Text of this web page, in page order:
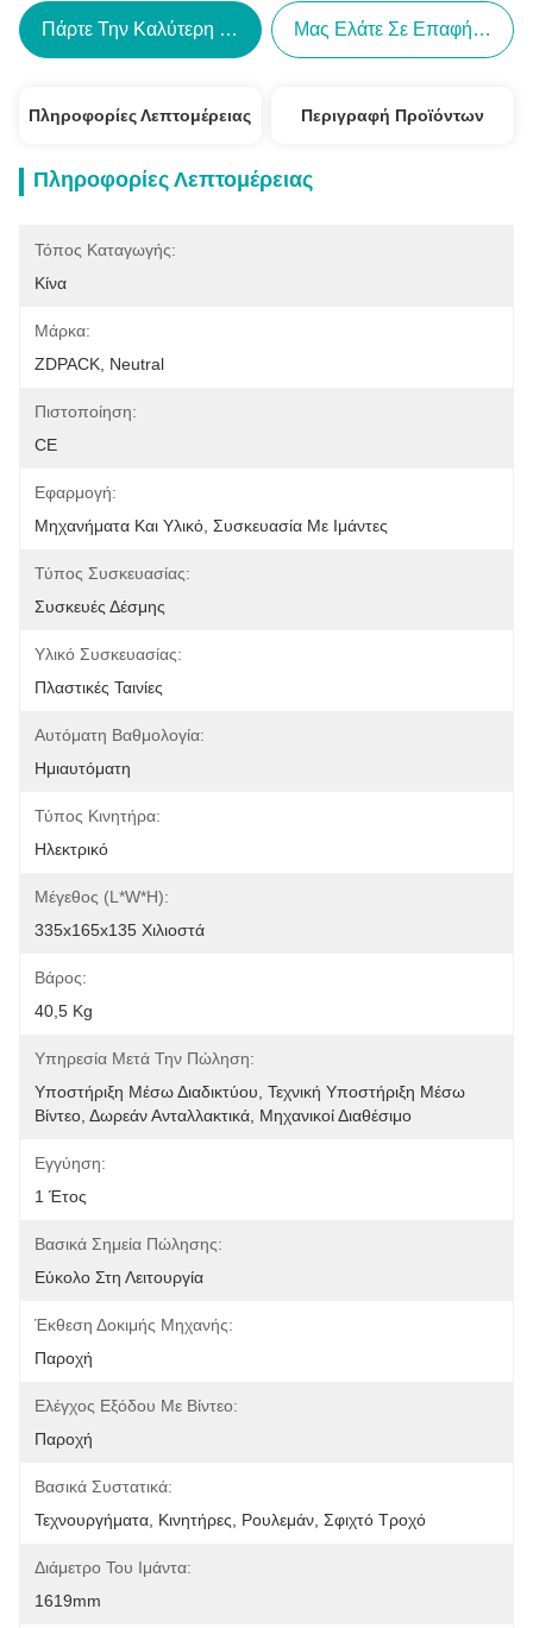
Πάρτε Την Καλύτερη Τιμή Μας Ελάτε Σε Επαφή Με
Πληροφορίες Λεπτομέρειας Περιγραφή Προϊόντων
Πληροφορίες Λεπτομέρειας
Τόπος Καταγωγής:
Κίνα
Μάρκα:
ZDPACK, Neutral
Πιστοποίηση:
CE
Εφαρμογή:
Μηχανήματα Και Υλικό, Συσκευασία Με Ιμάντες
Τύπος Συσκευασίας:
Συσκευές Δέσμης
Υλικό Συσκευασίας:
Πλαστικές Ταινίες
Αυτόματη Βαθμολογία:
Ημιαυτόματη
Τύπος Κινητήρα:
Ηλεκτρικό
Μέγεθος (L*W*H):
335x165x135 Χιλιοστά
Βάρος:
40,5 Kg
Υπηρεσία Μετά Την Πώληση:
Υποστήριξη Μέσω Διαδικτύου, Τεχνική Υποστήριξη Μέσω
Βίντεο, Δωρεάν Ανταλλακτικά, Μηχανικοί Διαθέσιμο
Εγγύηση:
1 Έτος
Βασικά Σημεία Πώλησης:
Εύκολο Στη Λειτουργία
Έκθεση Δοκιμής Μηχανής:
Παροχή
Ελέγχος Εξόδου Με Βίντεο:
Παροχή
Βασικά Συστατικά:
Τεχνουργήματα, Κινητήρες, Ρουλεμάν, Σφιχτό Τροχό
Διάμετρο Του Ιμάντα:
1619mm